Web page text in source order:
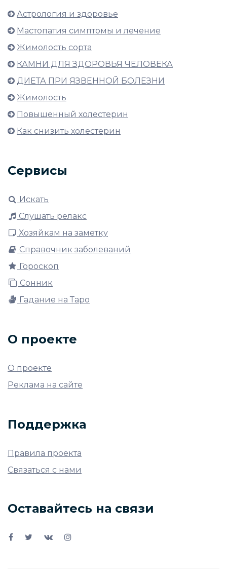
Астрология и здоровье
Мастопатия симптомы и лечение
Жимолость сорта
КАМНИ ДЛЯ ЗДОРОВЬЯ ЧЕЛОВЕКА
ДИЕТА ПРИ ЯЗВЕННОЙ БОЛЕЗНИ
Жимолость
Повышенный холестерин
Как снизить холестерин
Сервисы
Искать
Слушать релакс
Хозяйкам на заметку
Справочник заболеваний
Гороскоп
Сонник
Гадание на Таро
О проекте
О проекте
Реклама на сайте
Поддержка
Правила проекта
Связаться с нами
Оставайтесь на связи